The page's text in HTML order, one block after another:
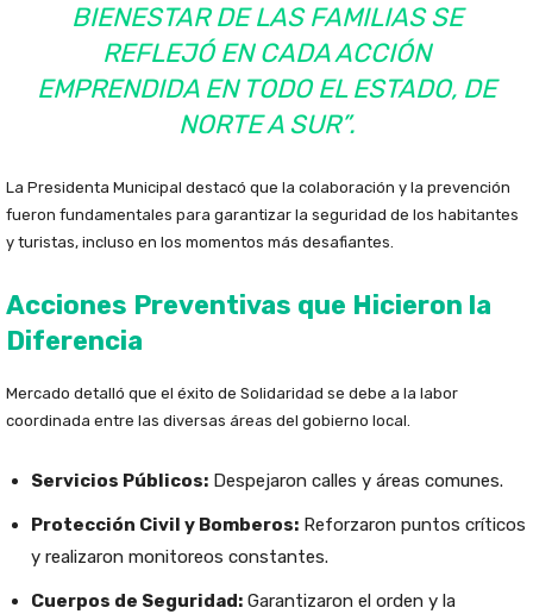
BIENESTAR DE LAS FAMILIAS SE
REFLEJÓ EN CADA ACCIÓN
EMPRENDIDA EN TODO EL ESTADO, DE
NORTE A SUR”.
La Presidenta Municipal destacó que la colaboración y la prevención
fueron fundamentales para garantizar la seguridad de los habitantes
y turistas, incluso en los momentos más desafiantes.
Acciones Preventivas que Hicieron la
Diferencia
Mercado detalló que el éxito de Solidaridad se debe a la labor
coordinada entre las diversas áreas del gobierno local.
Servicios Públicos: Despejaron calles y áreas comunes.
Protección Civil y Bomberos: Reforzaron puntos críticos
y realizaron monitoreos constantes.
Cuerpos de Seguridad: Garantizaron el orden y la